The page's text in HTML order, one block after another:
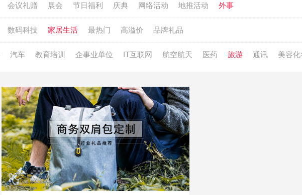
会议礼赠 展会 节日福利 庆典 网络活动 地推活动 外事
数码科技 家居生活 最热门 高溢价 品牌礼品
汽车 教育培训 企事业单位 IT互联网 航空航天 医药 旅游 通讯 美容